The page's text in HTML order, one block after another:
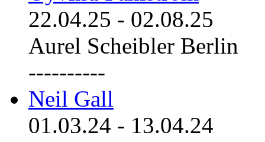
22.04.25 - 02.08.25
Aurel Scheibler Berlin
----------
Neil Gall
01.03.24 - 13.04.24